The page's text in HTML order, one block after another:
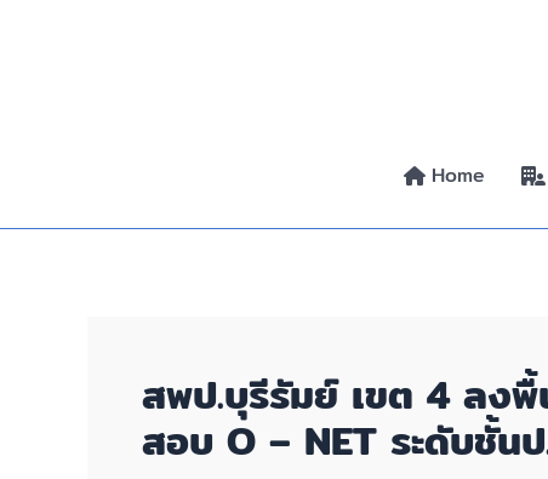
Home
สพป.บุรีรัมย์ เขต 4 ลงพื้
สอบ O – NET ระดับชั้